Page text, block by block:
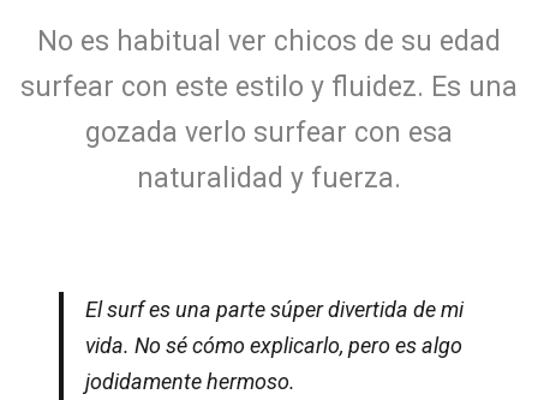
No es habitual ver chicos de su edad
surfear con este estilo y fluidez. Es una
gozada verlo surfear con esa
naturalidad y fuerza.
El surf es una parte súper divertida de mi
vida. No sé cómo explicarlo, pero es algo
jodidamente hermoso.